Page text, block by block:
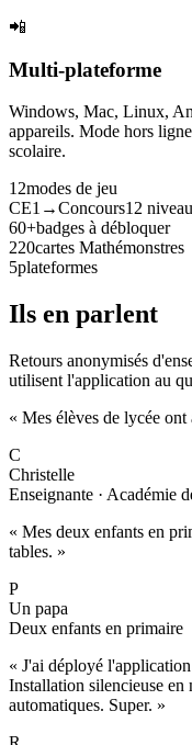
📲
Multi-plateforme
Windows, Mac, Linux,
appareils. Mode hors
scolaire.
12modes de jeu
CE1→Concours12
60+badges à débloquer
220cartes Mathémonstres
5plateformes
Ils en parlent
Retours anonymisés
utilisent l'application au
« Mes élèves de lycée ont
C
Christelle
Enseignante · Académie
« Mes deux enfants en
tables. »
P
Un papa
Deux enfants en primaire
« J'ai déployé
Installation silencieuse en
automatiques. Super. »